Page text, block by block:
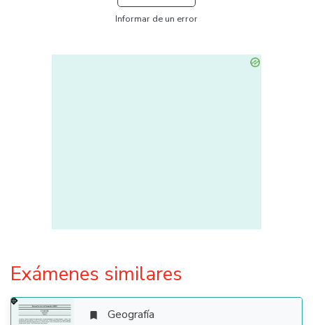
Informar de un error
Exámenes similares
 Geografía